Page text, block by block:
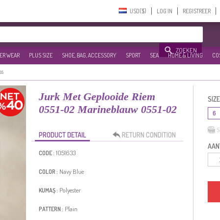
USD($)‎ LOG IN REGISTREER
ZOEKEN
WEAR PLUS SIZE SHOE, BAG, ACCESSORY SPORT SEA HOME & LIVING
Jurk Met Geplooide Riem
0551-02 Marineblauw 0551-02
PRODUCT DETAIL RETURN CONDITION
CODE : 1051633
COLOR : Navy Blue
KUMAŞ : Polyester
PATTERN : Plain
6